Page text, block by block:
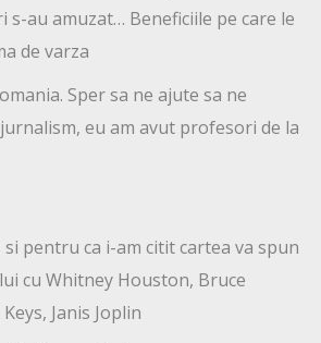
au amuzat… Beneficiile pe care le
de varza
Sper sa ne ajute sa ne
eu am avut profesori de la
si pentru ca i-am citit cartea va spun
cu Whitney Houston, Bruce
Janis Joplin